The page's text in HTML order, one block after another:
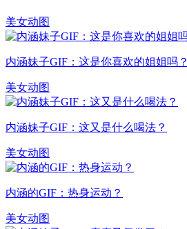
美女动图
内涵妹子GIF：这是你喜欢的姐姐吗？
美女动图
内涵妹子GIF：这又是什么喝法？
美女动图
内涵的GIF：热身运动？
美女动图